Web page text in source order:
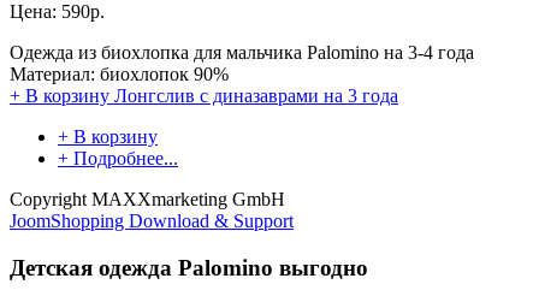
Цена: 590р.
Одежда из биохлопка для мальчика Palomino на 3-4 года
Материал: биохлопок 90%
+ В корзину Лонгслив с диназаврами на 3 года
+ В корзину
+ Подробнее...
Copyright MAXXmarketing GmbH
JoomShopping Download & Support
Детская одежда Palomino выгодно